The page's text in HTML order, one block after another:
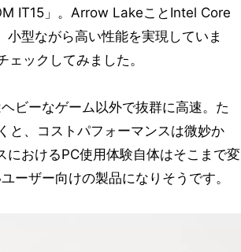
IT15」。Arrow LakeことIntel Core
型ながら高い性能を実現していま
ックしてみました。
ビーなゲーム以外で抜群に高速。た
と、コストパフォーマンスは微妙か
におけるPC使用体験自体はそこまで変
ーザー向けの製品になりそうです。